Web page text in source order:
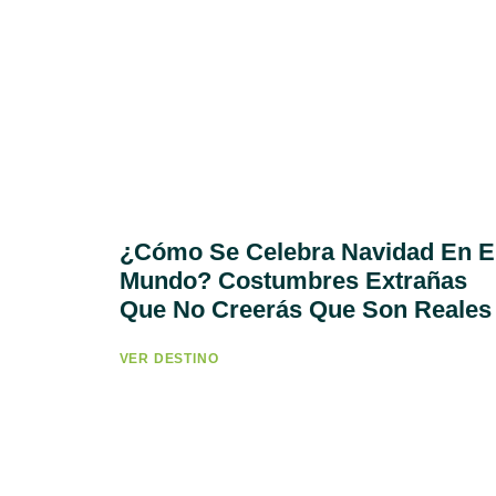
¿Cómo Se Celebra Navidad En
Mundo? Costumbres Extrañas
Que No Creerás Que Son Reales
VER DESTINO